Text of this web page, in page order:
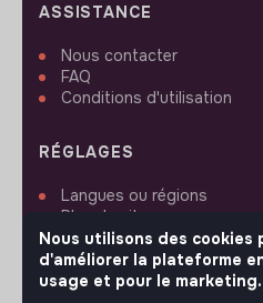
ASSISTANCE
Nous contacter
FAQ
Conditions d'utilisation
RÉGLAGES
Langues ou régions
Plan du site
Paramètres des cookies
Nous utilisons des cookies
d'améliorer la plateforme
usage et pour le marketing.